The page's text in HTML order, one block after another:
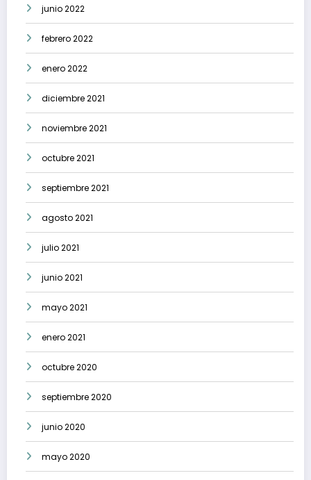
junio 2022
febrero 2022
enero 2022
diciembre 2021
noviembre 2021
octubre 2021
septiembre 2021
agosto 2021
julio 2021
junio 2021
mayo 2021
enero 2021
octubre 2020
septiembre 2020
junio 2020
mayo 2020